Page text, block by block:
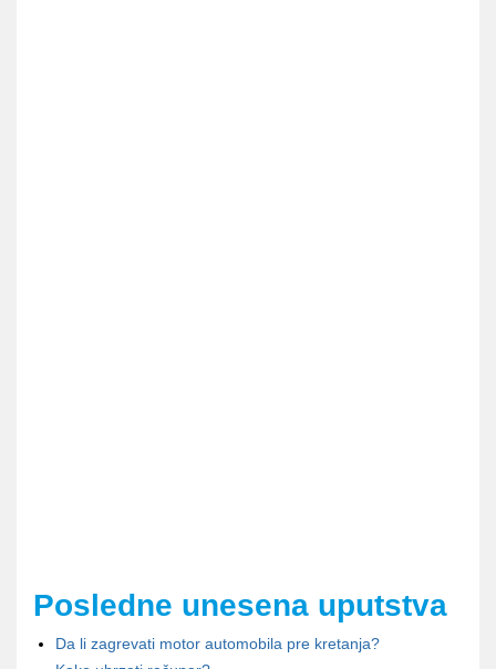
Posledne unesena uputstva
Da li zagrevati motor automobila pre kretanja?